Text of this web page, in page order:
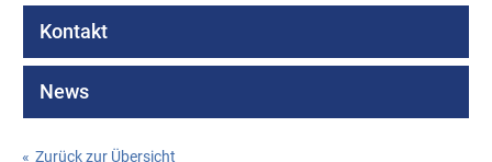
Kontakt
News
« Zurück zur Übersicht